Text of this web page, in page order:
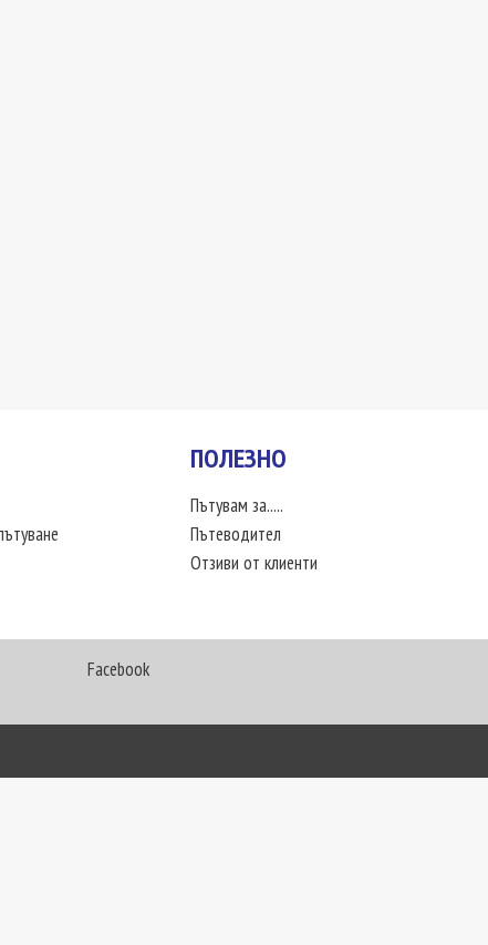
ПОЛЕЗНО
Пътувам за.....
Пътеводител
Отзиви от клиенти
Facebook